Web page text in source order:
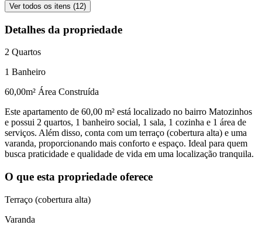
Ver todos os itens (12)
Detalhes da propriedade
2 Quartos
1 Banheiro
60,00m² Área Construída
Este apartamento de 60,00 m² está localizado no bairro Matozinhos
e possui 2 quartos, 1 banheiro social, 1 sala, 1 cozinha e 1 área de
serviços. Além disso, conta com um terraço (cobertura alta) e uma
varanda, proporcionando mais conforto e espaço. Ideal para quem
busca praticidade e qualidade de vida em uma localização tranquila.
O que esta propriedade oferece
Terraço (cobertura alta)
Varanda